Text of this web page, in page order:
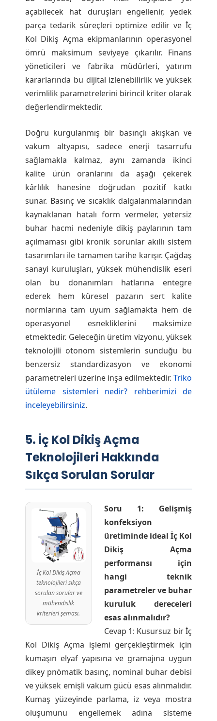
açabilecek hat duruşları engellenir, yedek
parça tedarik süreçleri optimize edilir ve İç
Kol Dikiş Açma ekipmanlarının operasyonel
ömrü maksimum seviyeye çıkarılır. Finans
yöneticileri ve fabrika müdürleri, yatırım
kararlarında bu dijital izlenebilirlik ve yüksek
verimlilik parametrelerini birincil kriter olarak
değerlendirmektedir.
Doğru kurgulanmış bir basınçlı akışkan ve
vakum altyapısı, sadece enerji tasarrufu
sağlamakla kalmaz, aynı zamanda ikinci
kalite ürün oranlarını da aşağı çekerek
kârlılık hanesine doğrudan pozitif katkı
sunar. Basınç ve sıcaklık dalgalanmalarından
kaynaklanan hatalı form vermeler, yetersiz
buhar hacmi nedeniyle dikiş paylarının tam
açılmaması gibi kronik sorunlar akıllı sistem
tasarımları ile tamamen tarihe karışır. Çağdaş
sanayi kuruluşları, yüksek mühendislik eseri
olan bu donanımları hatlarına entegre
ederek hem küresel pazarın sert kalite
normlarına tam uyum sağlamakta hem de
operasyonel esnekliklerini maksimize
etmektedir. Geleceğin üretim vizyonu, yüksek
teknolojili otonom sistemlerin sunduğu bu
benzersiz standardizasyon ve ekonomi
parametreleri üzerine inşa edilmektedir. Triko
ütüleme sistemleri nedir? rehberimizi de
inceleyebilirsiniz.
5. İç Kol Dikiş Açma
Teknolojileri Hakkında
Sıkça Sorulan Sorular
İç Kol Dikiş Açma
teknolojileri sıkça
sorulan sorular ve
mühendislik
kriterleri şeması.
Soru 1: Gelişmiş
konfeksiyon
üretiminde ideal İç Kol
Dikiş Açma
performansı için
hangi teknik
parametreler ve buhar
kuruluk dereceleri
esas alınmalıdır?
Cevap 1: Kusursuz bir İç
Kol Dikiş Açma işlemi gerçekleştirmek için
kumaşın elyaf yapısına ve gramajına uygun
dikey pnömatik basınç, nominal buhar debisi
ve yüksek emişli vakum gücü esas alınmalıdır.
Kumaş yüzeyinde parlama, iz veya mostra
oluşumunu engellemek adına sisteme